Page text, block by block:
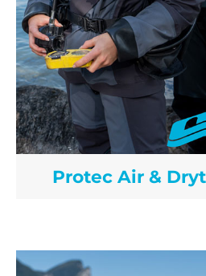
Protec Air &